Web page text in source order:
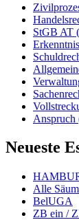
StGB AT
Anspruch
Neueste
Alle
BelUGA
ZB ein /